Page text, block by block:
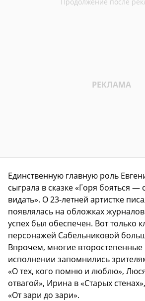
Единственную главную роль
сыграла в сказке «Горя бояться —
видать». О 23-летней артистке
появлялась на обложках
успех был обеспечен. Вот только
персонажей Сабельниковой
Впрочем, многие второстепенные
исполнении запомнились
«О тех, кого помню и люблю»,
отвагой», Ирина в «Старых
«От зари до зари».